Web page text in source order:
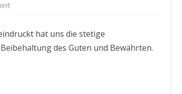
Dritte
hat uns die stetige
des Guten und Bewährten.